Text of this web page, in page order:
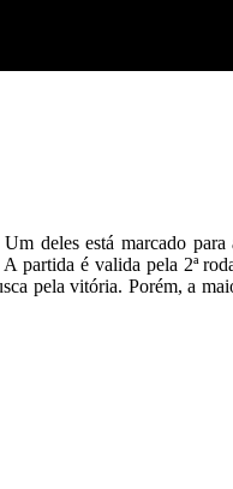
deles está marcado
A partida é valida pela 2ª
pela vitória. Porém, a